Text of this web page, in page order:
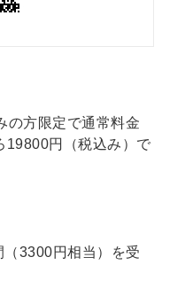
の方限定で通常料金
19800円（税込み）で
3300円相当）を受